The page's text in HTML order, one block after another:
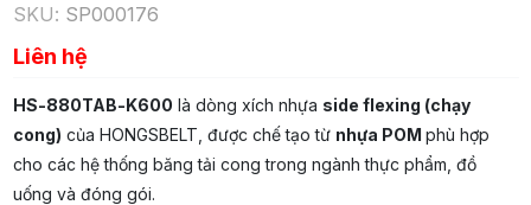
SKU: SP000176
Liên hệ
HS-880TAB-K600 là dòng xích nhựa side flexing (chạy
cong) của HONGSBELT, được chế tạo từ nhựa POM phù hợp
cho các hệ thống băng tải cong trong ngành thực phẩm, đồ
uống và đóng gói.